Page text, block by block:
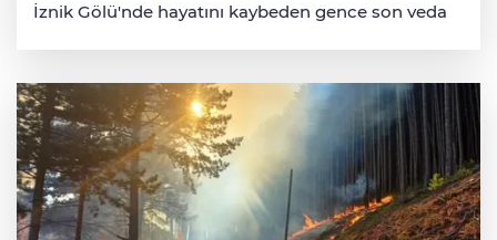
İznik Gölü'nde hayatını kaybeden gence son veda